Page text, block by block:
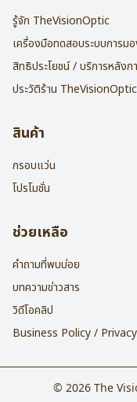
รู้จัก TheVisionOptic
เครื่องมือทดสอบระบบการม
สิทธิประโยชน์ / บริการหลังก
ประวัติร้าน TheVisionOptic
สินค้า
กรอบแว่น
โปรโมชั่น
ช่วยเหลือ
คำถามที่พบบ่อย
บทความข่าวสาร
วิดีโอคลิป
Business Policy /
© 2026 The